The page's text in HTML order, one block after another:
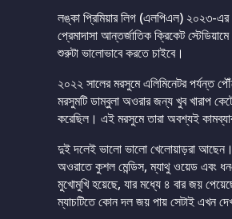
লঙ্কা প্রিমিয়ার লিগ (এলপিএল) ২০২৩-এর
প্রেমাদাসা আন্তর্জাতিক ক্রিকেট
শুরুটা ভালোভাবে করতে চাইবে।
২০২২ সালের মরসুমে এলিমিনেটর পর্যন্ত
মরসুমটি ডাম্বুলা অওরার জন্য খুব খারাপ
করেছিল। এই মরসুমে তারা অবশ্যই
দুই দলেই ভালো ভালো খেলোয়াড়রা আছেন।
অওরাতে কুশল মেন্ডিস, ম্যাথু ওয়েড এবং
মুখোমুখি হয়েছে, যার মধ্যে ৪ বার জয়
ম্যাচটিতে কোন দল জয় পায় সেটাই এখন